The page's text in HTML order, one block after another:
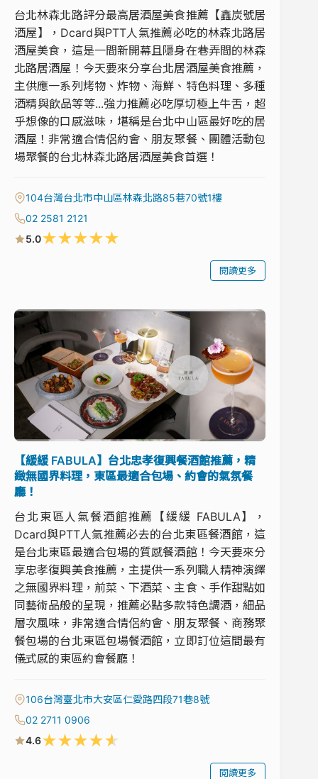
台北林森北路評分最高居酒屋美食推薦【鑫炭號居
酒屋】，Dcard與PTT人氣推薦必吃的林森北路居
酒屋美食，這是一間新開幕且隱身在巷弄間的林森
北路居酒屋！今天要來分享台北居酒屋美食推薦，
主供應一系列烤物、炸物、海鮮、特色料理、多種
酒精與飲品等等...強力推薦必吃厚切極上牛舌，超
乎想像的口感滋味，堪稱是台北中山區最好吃的居
酒屋！非常適合情侶約會、朋友聚餐、團體活動包
場聚餐的台北林森北路居酒屋美食首選！
104台灣台北市中山區林森北路85巷70號1樓
02 2581 2121
5.0★★★★★
閱讀更多
【緩緩 FABULA】台北忠孝復興餐酒館推薦，精
緻無國界料理，東區最適合包場、約會的氣氛餐
廳！
台北東區人氣餐酒館推薦【緩緩 FABULA】，
Dcard與PTT人氣推薦必去的台北東區餐酒館，這
是台北東區最適合包場的質感餐酒館！今天要來分
享忠孝復興美食推薦，主提供一系列職人精神演繹
之無國界料理，前菜、下酒菜、主食、手作甜點如
同藝術品般的呈現，推薦必點多款特色調酒，細品
層次風味，非常適合情侶約會、朋友聚餐、商務聚
餐包場的台北東區包場餐酒館，立即訂位這間最有
儀式感的東區約會餐廳！
106台灣臺北市大安區仁愛路四段71巷8號
02 2711 0906
4.6★★★★★
閱讀更多